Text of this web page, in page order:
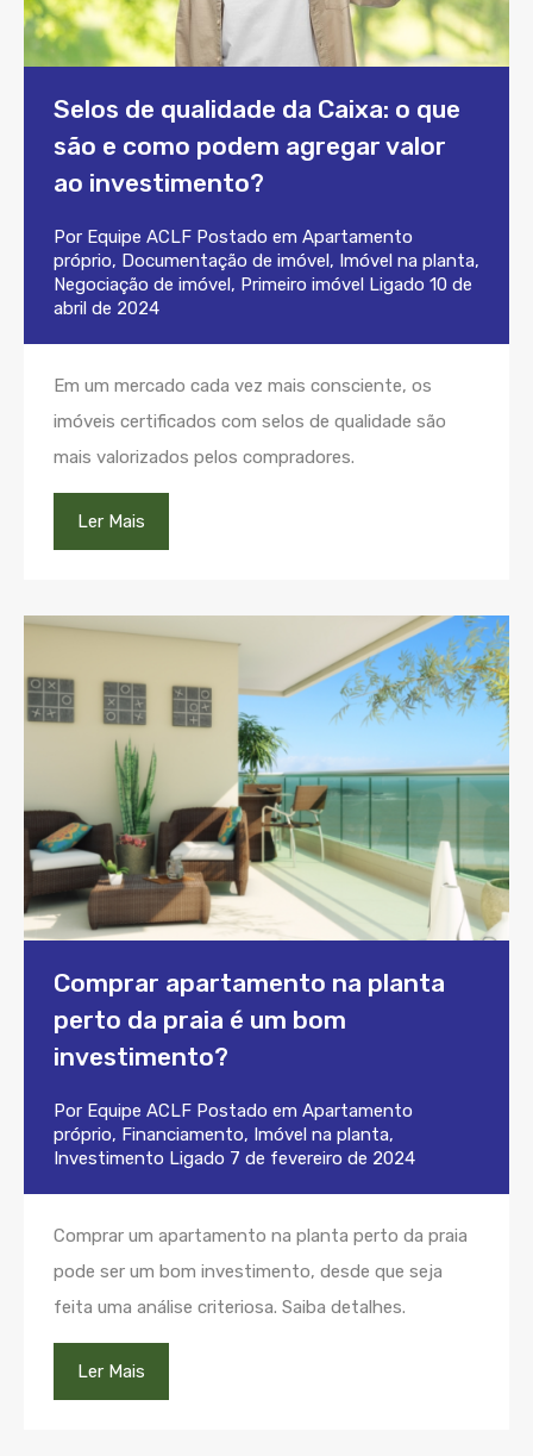
Selos de qualidade da Caixa: o que
são e como podem agregar valor
ao investimento?
Por Equipe ACLF Postado em Apartamento
próprio, Documentação de imóvel , Imóvel na planta,
Negociação de imóvel , Primeiro imóvel Ligado 10 de
abril de 2024
Em um mercado cada vez mais consciente, os
imóveis certificados com selos de qualidade são
mais valorizados pelos compradores.
Ler Mais
Comprar apartamento na planta
perto da praia é um bom
investimento?
Por Equipe ACLF Postado em Apartamento
próprio, Financiamento, Imóvel na planta,
Investimento Ligado 7 de fevereiro de 2024
Comprar um apartamento na planta perto da praia
pode ser um bom investimento, desde que seja
feita uma análise criteriosa. Saiba detalhes.
Ler Mais